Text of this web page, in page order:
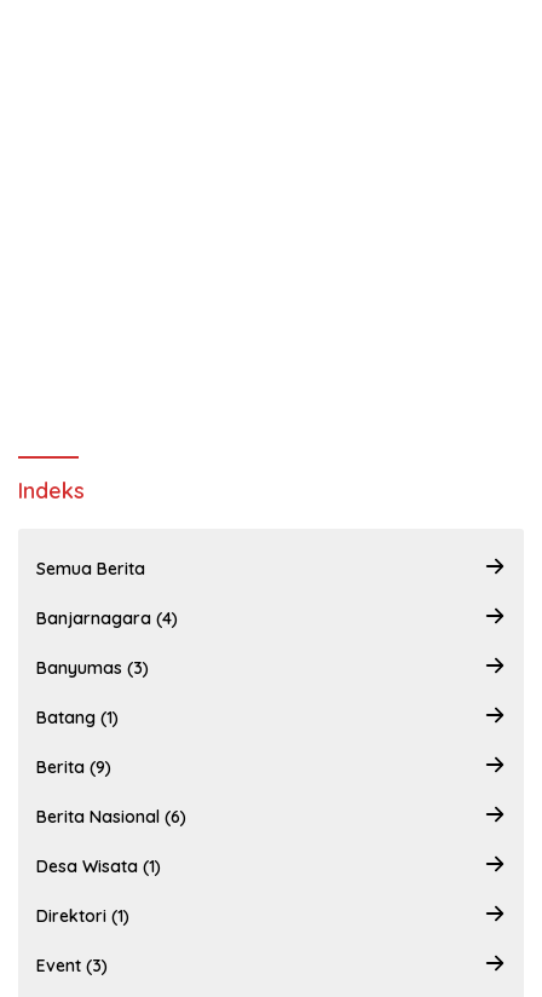
Indeks
Semua Berita
Banjarnagara (4)
Banyumas (3)
Batang (1)
Berita (9)
Berita Nasional (6)
Desa Wisata (1)
Direktori (1)
Event (3)